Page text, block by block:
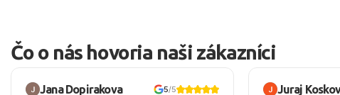
Čo o nás hovoria naši zákazníci
Jana Dopirakova 5/5 Juraj